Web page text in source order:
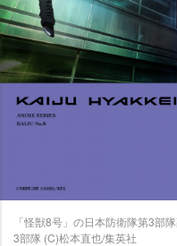
「怪獣8号」の日本防衛隊第3部
3部隊 (C)松本直也/集英社